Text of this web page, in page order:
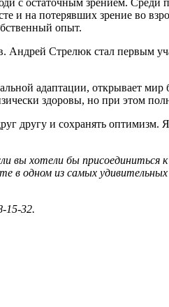
с остаточным зрением. Среди
и на потерявших зрение во
опыт.
Андрей Стрелюк стал первым
адаптации, открывает мир
здоровы, но при этом
другу и сохранять
вы хотели бы присоединиться
в одном из самых
15-32.